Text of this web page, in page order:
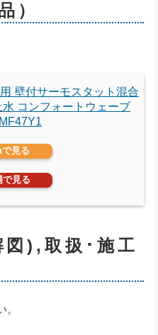
）
壁付サーモスタット混合
水 コンフォートウェーブ
見る
で見る
図),取扱･施工